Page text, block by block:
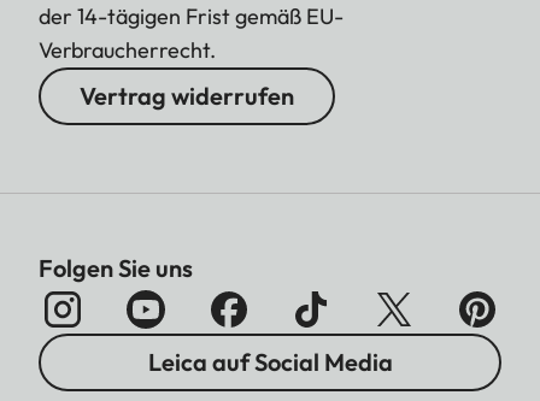
der 14-tägigen Frist gemäß EU-
Verbraucherrecht.
Vertrag widerrufen
Folgen Sie uns
Leica auf Social Media